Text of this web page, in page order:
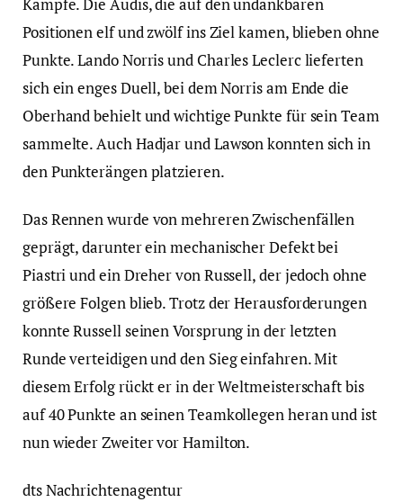
Kämpfe. Die Audis, die auf den undankbaren
Positionen elf und zwölf ins Ziel kamen, blieben ohne
Punkte. Lando Norris und Charles Leclerc lieferten
sich ein enges Duell, bei dem Norris am Ende die
Oberhand behielt und wichtige Punkte für sein Team
sammelte. Auch Hadjar und Lawson konnten sich in
den Punkterängen platzieren.
Das Rennen wurde von mehreren Zwischenfällen
geprägt, darunter ein mechanischer Defekt bei
Piastri und ein Dreher von Russell, der jedoch ohne
größere Folgen blieb. Trotz der Herausforderungen
konnte Russell seinen Vorsprung in der letzten
Runde verteidigen und den Sieg einfahren. Mit
diesem Erfolg rückt er in der Weltmeisterschaft bis
auf 40 Punkte an seinen Teamkollegen heran und ist
nun wieder Zweiter vor Hamilton.
dts Nachrichtenagentur